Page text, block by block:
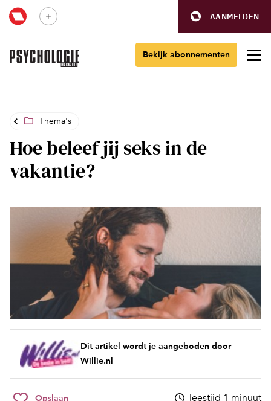
AANMELDEN
Bekijk abonnementen
Thema's
Hoe beleef jij seks in de
vakantie?
Dit artikel wordt je aangeboden door
Willie.nl
Opslaan leestijd 1 minuut